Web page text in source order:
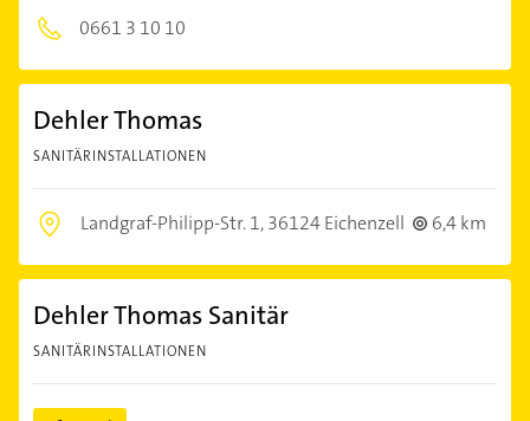
0661 3 10 10
Dehler Thomas
SANITÄRINSTALLATIONEN
Landgraf-Philipp-Str. 1,36124 Eichenzell 6,4 km
Dehler Thomas Sanitär
SANITÄRINSTALLATIONEN